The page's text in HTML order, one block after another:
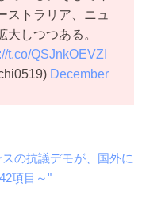
ストラリア、ニュ
しつつある。
t.co/QSJnkOEVZI
December
の抗議デモが、国外に
項目～"